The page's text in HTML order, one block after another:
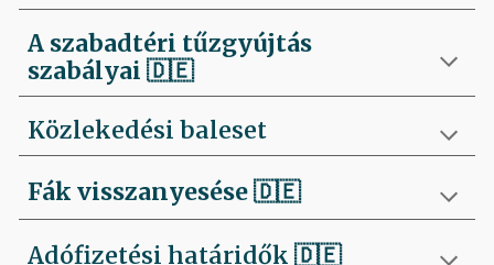
A szabadtéri tűzgyújtás
szabályai🇩🇪
Közlekedési baleset
Fák visszanyesése🇩🇪
Adófizetési határidők 🇩🇪